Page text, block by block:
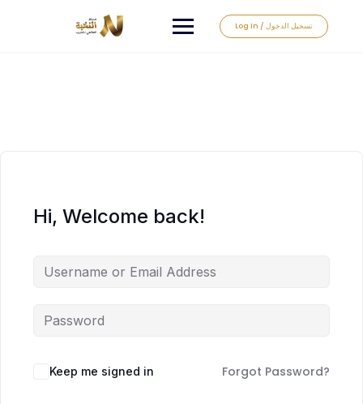
Log In / تسجيل الدخول
Hi, Welcome back!
Keep me signed in Forgot Password?